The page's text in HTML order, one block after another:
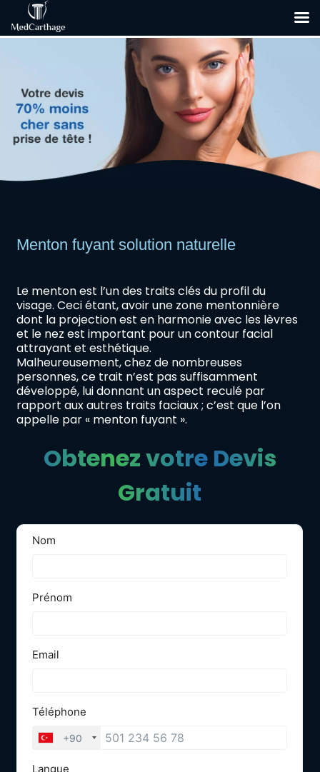
Menton fuyant solution naturelle
Le menton est l’un des traits clés du profil du
visage. Ceci étant, avoir une zone mentonnière
dont la projection est en harmonie avec les lèvres
et le nez est important pour un contour facial
attrayant et esthétique.
Malheureusement, chez de nombreuses
personnes, ce trait n’est pas suffisamment
développé, lui donnant un aspect reculé par
rapport aux autres traits faciaux ; c’est que l’on
appelle par « menton fuyant ».
Obtenez votre Devis
Gratuit